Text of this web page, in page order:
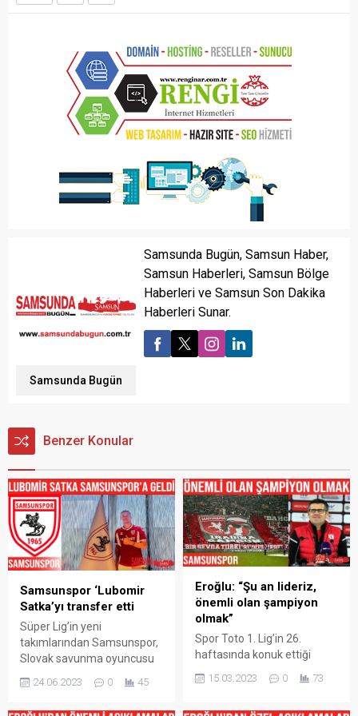
Samsunda Bugün
Samsunda Bugün, Samsun Haber,
Samsun Haberleri, Samsun Bölge
Haberleri ve Samsun Son Dakika
Haberleri Sunar.
Benzer Konular
Samsunspor ‘Lubomir
Satka’yı transfer etti
Süper Lig’in yeni
takımlarından Samsunspor,
Slovak savunma oyuncusu
renklerine bağladı. Yeni
24.06.2023 0 45
Eroğlu: “Şu an lideriz,
önemli olan şampiyon
olmak”
Spor Toto 1. Lig’in 26.
haftasında konuk ettiği
Samsunspor’da Teknik
15.03.2023 0 73